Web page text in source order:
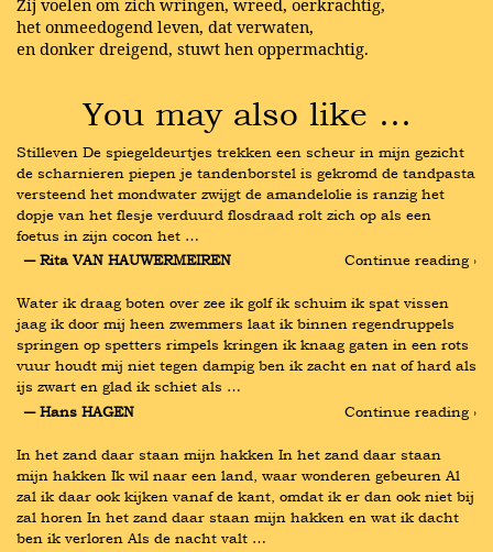
Zij voelen om zich wringen, wreed, oerkrachtig,
het onmeedogend leven, dat verwaten,
en donker dreigend, stuwt hen oppermachtig.
You may also like …
Stilleven De spiegeldeurtjes trekken een scheur in mijn gezicht
de scharnieren piepen je tandenborstel is gekromd de tandpasta
versteend het mondwater zwijgt de amandelolie is ranzig het
dopje van het flesje verduurd flosdraad rolt zich op als een
foetus in zijn cocon het …
― Rita VAN HAUWERMEIREN
Continue reading ›
Water ik draag boten over zee ik golf ik schuim ik spat vissen
jaag ik door mij heen zwemmers laat ik binnen regendruppels
springen op spetters rimpels kringen ik knaag gaten in een rots
vuur houdt mij niet tegen dampig ben ik zacht en nat of hard als
ijs zwart en glad ik schiet als …
― Hans HAGEN
Continue reading ›
In het zand daar staan mijn hakken In het zand daar staan
mijn hakken Ik wil naar een land, waar wonderen gebeuren Al
zal ik daar ook kijken vanaf de kant, omdat ik er dan ook niet bij
zal horen In het zand daar staan mijn hakken en wat ik dacht
ben ik verloren Als de nacht valt …